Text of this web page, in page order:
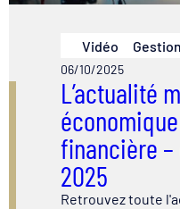
Vidéo
06/10/2025
L’actualité
financière
2025
Retrouvez toute